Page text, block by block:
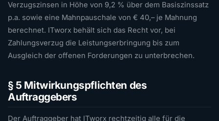
Verzugszinsen in Höhe von 9,2 % über dem Basiszinssatz
p.a. sowie eine Mahnpauschale von € 40,– je Mahnung
berechnet. ITworx behält sich das Recht vor, bei
Zahlungsverzug die Leistungserbringung bis zum
Ausgleich der offenen Forderungen zu unterbrechen.
§ 5 Mitwirkungspflichten des
Auftraggebers
Der Auftraggeber hat ITworx rechtzeitig alle für die